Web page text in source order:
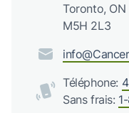
Toronto, ON
M5H 2L3
Téléphone:
Sans frais: